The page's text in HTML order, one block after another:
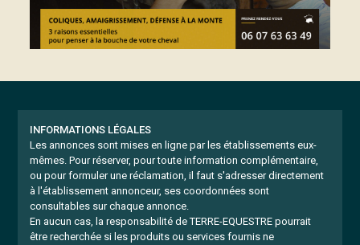
INFORMATIONS LÉGALES
Les annonces sont mises en ligne par les établissements eux-
mêmes. Pour réserver, pour toute information complémentaire,
ou pour formuler une réclamation, il faut s'adresser directement
à l'établissement annonceur, ses coordonnées sont
consultables sur chaque annonce.
En aucun cas, la responsabilité de TERRE-EQUESTRE pourrait
être recherchée si les produits ou services fournis ne